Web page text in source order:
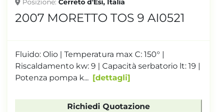
Posizione Cerreto d'Esi, Italia
2007 MORETTO TOS 9 AI0521
Fluido: Olio | Temperatura max C: 150° |
Riscaldamento kw: 9 | Capacità serbatorio lt: 19 |
Potenza pompa k...
dettagli
Richiedi Quotazione